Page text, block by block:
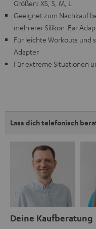
Größen: XS, S, M, L
Geeignet zum Nachkauf
mehrerer Silikon-Ear
Für leichte Workouts und
Adapter
Für extreme Situationen
Lass dich telefonisch
Deine Kaufberatung